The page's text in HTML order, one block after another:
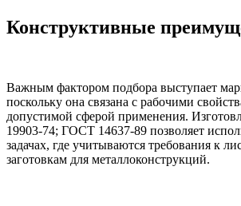
Конструктивные
Важным фактором подбора выступает
поскольку она связана с рабочими
допустимой сферой применения.
19903-74; ГОСТ 14637-89 позволяет
задачах, где учитываются требования к
заготовкам для металлоконструкций.